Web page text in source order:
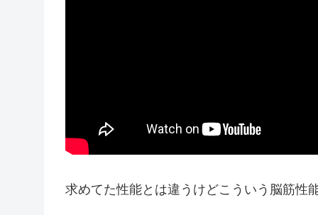
求めてた性能とは違うけどこういう脳筋性